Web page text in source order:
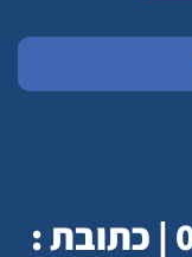
טלפון : 077-2085240 | כתובת :